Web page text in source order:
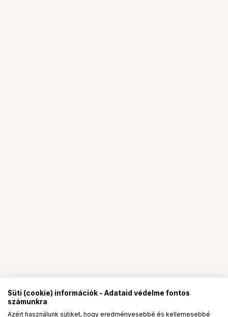
Süti (cookie) információk - Adataid védelme fontos
számunkra
Azért használunk sütiket, hogy eredményesebbé és kellemesebbé